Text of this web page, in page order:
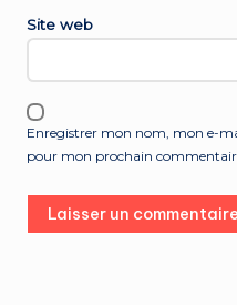
Site web
Enregistrer mon nom, mon e-
pour mon prochain